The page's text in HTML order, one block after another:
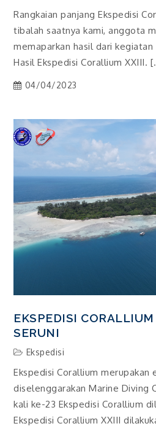
Rangkaian panjang Ekspedisi
tibalah saatnya kami, anggota
memaparkan hasil dari
Hasil Ekspedisi Corallium XXIII.
04/04/2023
EKSPEDISI
SERUNI
Ekspedisi
Ekspedisi Corallium merupakan
diselenggarakan Marine Diving
kali ke-23 Ekspedisi Corallium
Ekspedisi Corallium XXIII